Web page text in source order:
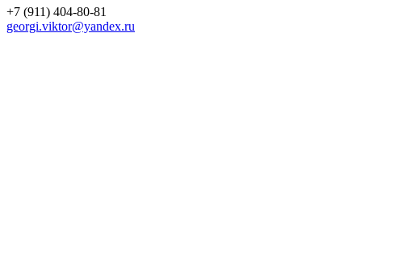
+7 (911) 404-80-81
georgi.viktor@yandex.ru